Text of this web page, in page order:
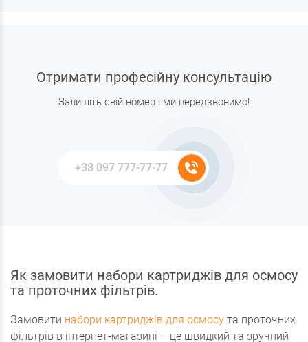
Отримати професійну консультацію
Залишіть свій номер і ми передзвонимо!
Як замовити набори картриджів для осмосу
та проточних фільтрів.
Замовити набори картриджів для осмосу та проточних
фільтрів в інтернет-магазині – це швидкий та зручний